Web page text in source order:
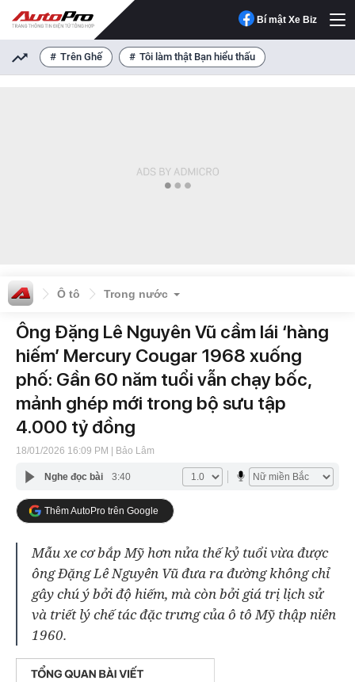
Bí mật Xe Biz
Trên Ghế Tôi làm thật Bạn hiểu thấu
Ô tô Trong nước
Ông Đặng Lê Nguyên Vũ cầm lái ‘hàng
hiếm’ Mercury Cougar 1968 xuống
phố: Gần 60 năm tuổi vẫn chạy bốc,
mảnh ghép mới trong bộ sưu tập
4.000 tỷ đồng
18/01/2026 16:09 PM | Bảo Lâm
Nghe đọc bài 3:40
Thêm AutoPro trên Google
Mẫu xe cơ bắp Mỹ hơn nửa thế kỷ tuổi vừa được
ông Đặng Lê Nguyên Vũ đưa ra đường không chỉ
gây chú ý bởi độ hiếm, mà còn bởi giá trị lịch sử
và triết lý chế tác đặc trưng của ô tô Mỹ thập niên
1960.